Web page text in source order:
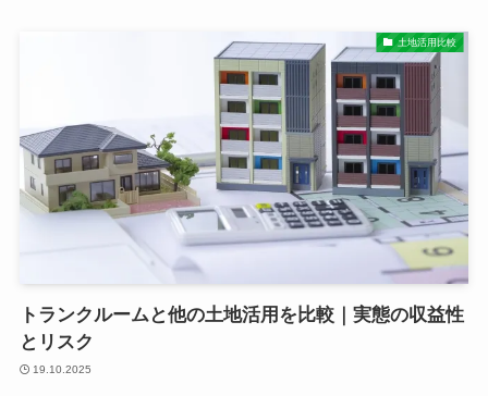
土地活用比較
トランクルームと他の土地活用を比較｜実態の収益性
とリスク
19.10.2025